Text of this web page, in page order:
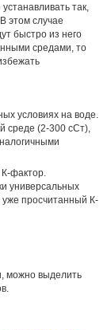
так,
этом случае
быстро из него
средами, то
условиях на воде.
среде (2-300 сСт),
фактор.
универсальных
уже просчитанный К-
можно выделить